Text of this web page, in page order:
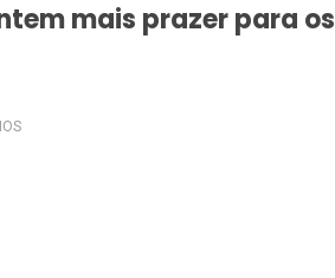
mais prazer para os